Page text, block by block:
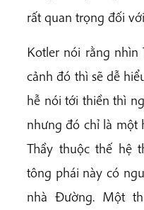
rất quan trọng đối với
Kotler nói rằng
cảnh đó thì sẽ dễ
hễ nói tới thiền thì
nhưng đó chỉ là một
Thầy thuộc thế hệ
tông phái này có
nhà Đường. Một